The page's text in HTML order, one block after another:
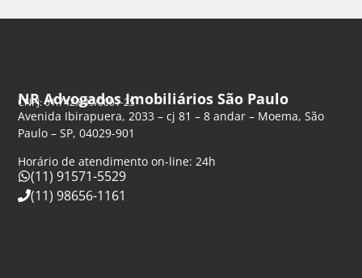
NR Advogados Imobiliários São Paulo
CNPJ: 61.742.849/0001-25
Avenida Ibirapuera, 2033 – cj 81 – 8 andar – Moema, São
Paulo – SP, 04029-901
Horário de atendimento on-line: 24h
(11) 91571-5529
(11) 98656-1161